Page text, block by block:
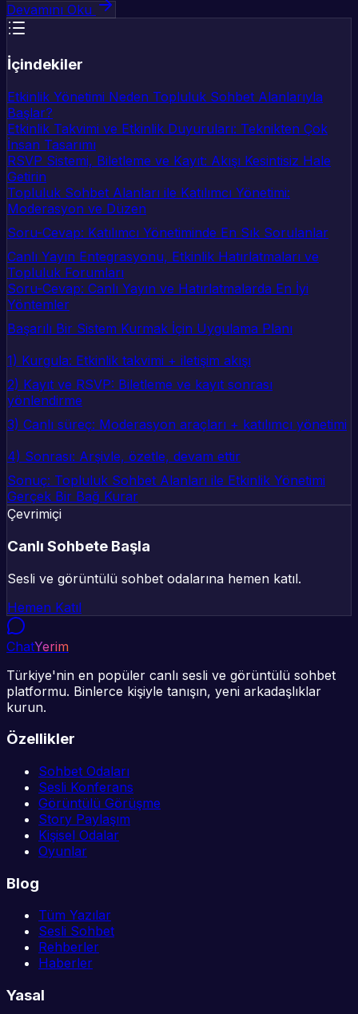
Devamını Oku
İçindekiler
Etkinlik Yönetimi Neden Topluluk Sohbet Alanlarıyla
Başlar?
Etkinlik Takvimi ve Etkinlik Duyuruları: Teknikten Çok
İnsan Tasarımı
RSVP Sistemi, Biletleme ve Kayıt: Akışı Kesintisiz Hale
Getirin
Topluluk Sohbet Alanları ile Katılımcı Yönetimi:
Moderasyon ve Düzen
Soru-Cevap: Katılımcı Yönetiminde En Sık Sorulanlar
Canlı Yayın Entegrasyonu, Etkinlik Hatırlatmaları ve
Topluluk Forumları
Soru-Cevap: Canlı Yayın ve Hatırlatmalarda En İyi
Yöntemler
Başarılı Bir Sistem Kurmak İçin Uygulama Planı
1) Kurgula: Etkinlik takvimi + iletişim akışı
2) Kayıt ve RSVP: Biletleme ve kayıt sonrası
yönlendirme
3) Canlı süreç: Moderasyon araçları + katılımcı yönetimi
4) Sonrası: Arşivle, özetle, devam ettir
Sonuç: Topluluk Sohbet Alanları ile Etkinlik Yönetimi
Gerçek Bir Bağ Kurar
Çevrimiçi
Canlı Sohbete Başla
Sesli ve görüntülü sohbet odalarına hemen katıl.
Hemen Katıl
ChatYerim
Türkiye'nin en popüler canlı sesli ve görüntülü sohbet
platformu. Binlerce kişiyle tanışın, yeni arkadaşlıklar
kurun.
Özellikler
Sohbet Odaları
Sesli Konferans
Görüntülü Görüşme
Story Paylaşım
Kişisel Odalar
Oyunlar
Blog
Tüm Yazılar
Sesli Sohbet
Rehberler
Haberler
Yasal